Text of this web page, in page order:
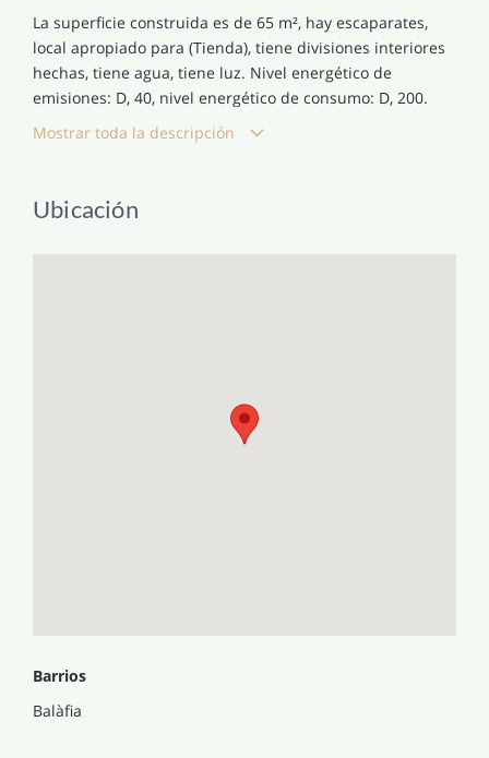
La superficie construida es de 65 m², hay escaparates,
local apropiado para (Tienda), tiene divisiones interiores
hechas, tiene agua, tiene luz. Nivel energético de
emisiones: D, 40, nivel energético de consumo: D, 200.
Mostrar toda la descripción
Ubicación
Barrios
Balàfia